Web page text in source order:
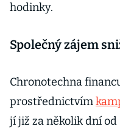
hodinky.
Společný zájem
Chronotechna
prostřednictvím
jí již za několik dní